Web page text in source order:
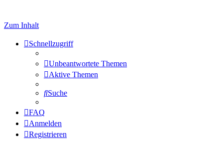
Zum Inhalt
Schnellzugriff
Unbeantwortete Themen
Aktive Themen
Suche
FAQ
Anmelden
Registrieren